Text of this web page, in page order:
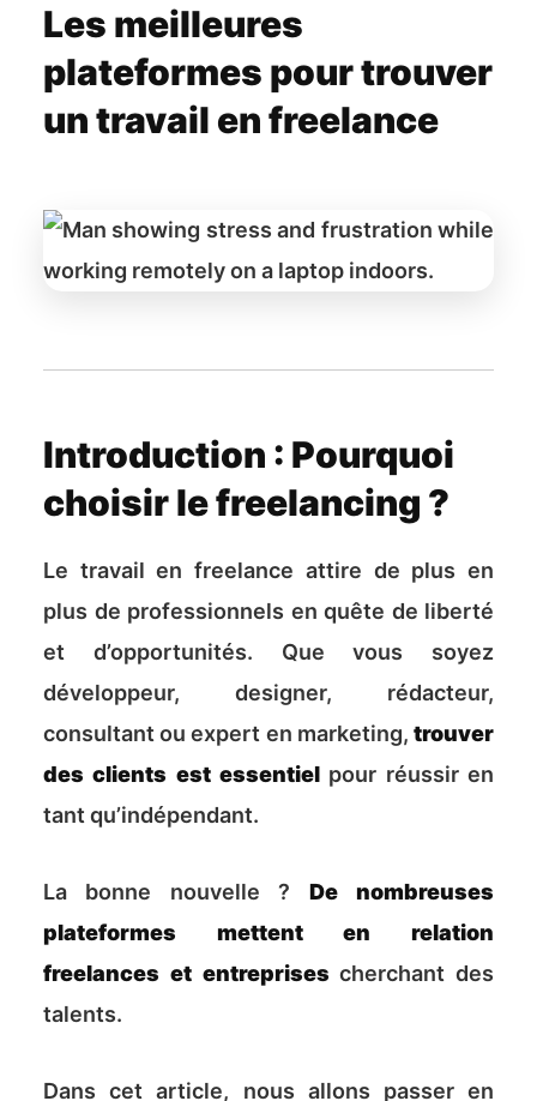
Les meilleures
plateformes pour trouver
un travail en freelance
Introduction : Pourquoi
choisir le freelancing ?
Le travail en freelance attire de plus en
plus de professionnels en quête de liberté
et d’opportunités. Que vous soyez
développeur, designer, rédacteur,
consultant ou expert en marketing, trouver
des clients est essentiel pour réussir en
tant qu’indépendant.
La bonne nouvelle ? De nombreuses
plateformes mettent en relation
freelances et entreprises cherchant des
talents.
Dans cet article, nous allons passer en